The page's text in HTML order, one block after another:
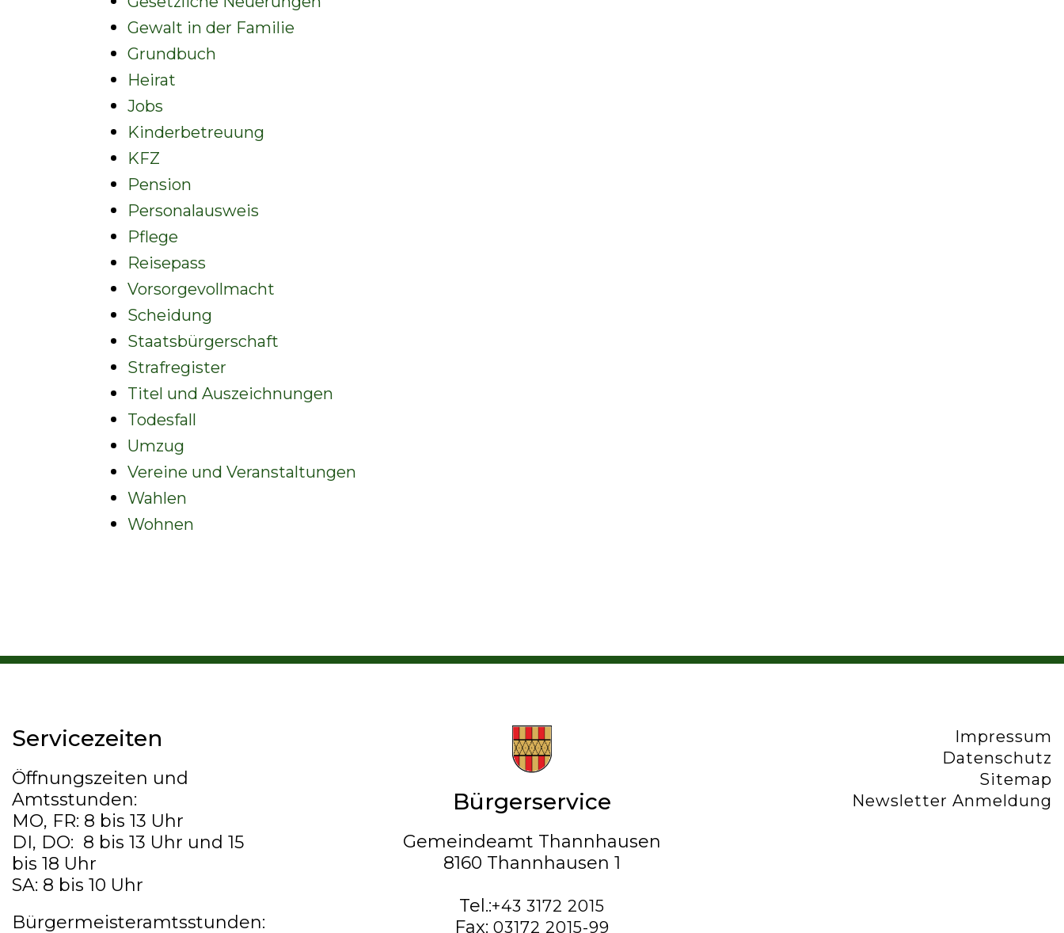
Gewalt in der Familie
Grundbuch
Heirat
Jobs
Kinderbetreuung
KFZ
Pension
Personalausweis
Pflege
Reisepass
Vorsorgevollmacht
Scheidung
Staatsbürgerschaft
Strafregister
Titel und Auszeichnungen
Todesfall
Umzug
Vereine und Veranstaltungen
Wahlen
Wohnen
Servicezeiten
Öffnungszeiten und
Amtsstunden:
MO, FR: 8 bis 13 Uhr
DI, DO: 8 bis 13 Uhr und 15
bis 18 Uhr
SA: 8 bis 10 Uhr
Bürgermeisteramtsstunden:
Bürgerservice
Gemeindeamt Thannhausen
8160 Thannhausen 1
Tel.:+43 3172 2015
Fax: 03172 2015-99
Impressum
Datenschutz
Sitemap
Newsletter Anmeldung